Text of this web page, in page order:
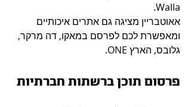
Walla.
אאוטבריין מציגה גם אתרים איכותיים
ומאפשרת לכם לפרסם במאקו, דה מרקר,
גלובס, הארץ ONE.
פרסום תוכן ברשתות חברתיות